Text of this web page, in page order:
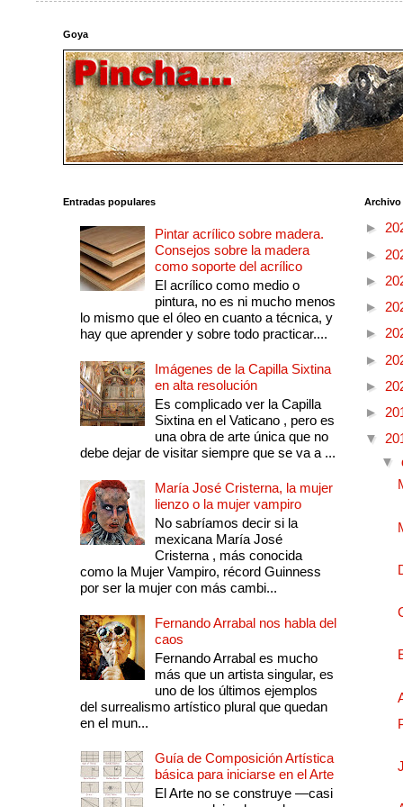
Goya
Entradas populares
Pintar acrílico sobre madera.
Consejos sobre la madera
como soporte del acrílico
El acrílico como medio o
pintura, no es ni mucho menos
lo mismo que el óleo en cuanto a técnica, y
hay que aprender y sobre todo practicar....
Imágenes de la Capilla Sixtina
en alta resolución
Es complicado ver la Capilla
Sixtina en el Vaticano , pero es
una obra de arte única que no
debe dejar de visitar siempre que se va a ...
María José Cristerna, la mujer
lienzo o la mujer vampiro
No sabríamos decir si la
mexicana María José
Cristerna , más conocida
como la Mujer Vampiro, récord Guinness
por ser la mujer con más cambi...
Fernando Arrabal nos habla del
caos
Fernando Arrabal es mucho
más que un artista singular, es
uno de los últimos ejemplos
del surrealismo artístico plural que quedan
en el mun...
Guía de Composición Artística
básica para iniciarse en el Arte
El Arte no se construye —casi
►
►
►
►
►
►
►
►
▼
▼